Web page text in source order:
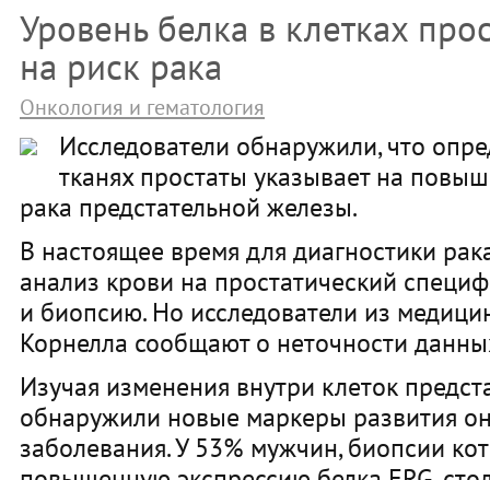
Уровень белка в клетках
на риск рака
Онкология и гематология
Исследователи обнаружили, что
тканях простаты указывает на
рака предстательной железы.
В настоящее время для диагностики
анализ крови на простатический
и биопсию. Но исследователи из
Корнелла сообщают о неточности
Изучая изменения внутри клеток
обнаружили новые маркеры развития
заболевания. У 53% мужчин, биопсии